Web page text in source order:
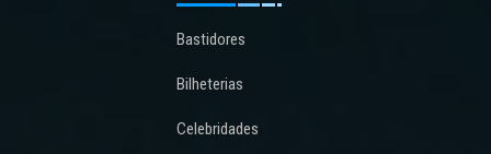
Bastidores
Bilheterias
Celebridades